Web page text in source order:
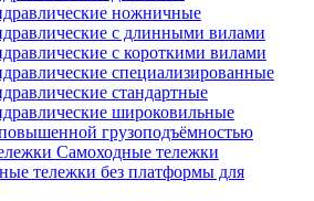
ножничные
с длинными вилами
с короткими вилами
специализированные
стандартные
широковильные
грузоподъёмностью
Самоходные тележки